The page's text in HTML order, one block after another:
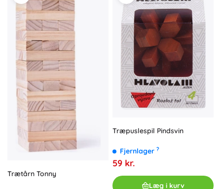
Trætårn Tonny
Træpuslespil Pindsvin
Fjernlager ?
59 kr.
Læg i kurv